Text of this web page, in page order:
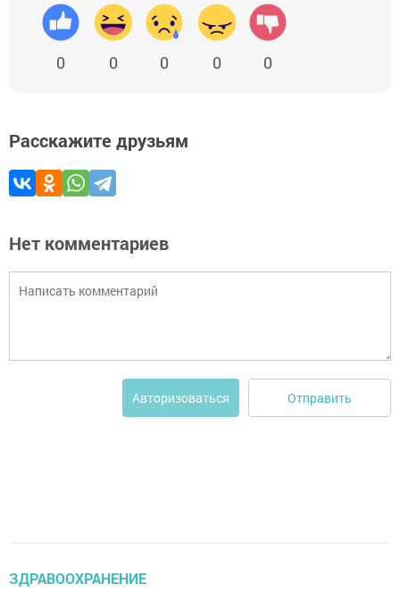
0 0 0 0 0
Расскажите друзьям
Нет комментариев
Авторизоваться Отправить
ЗДРАВООХРАНЕНИЕ